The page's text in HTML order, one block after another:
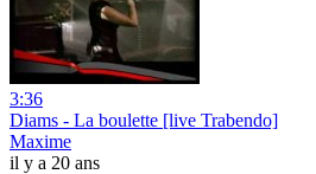
3:36
Diams - La boulette [live Trabendo]
Maxime
il y a 20 ans